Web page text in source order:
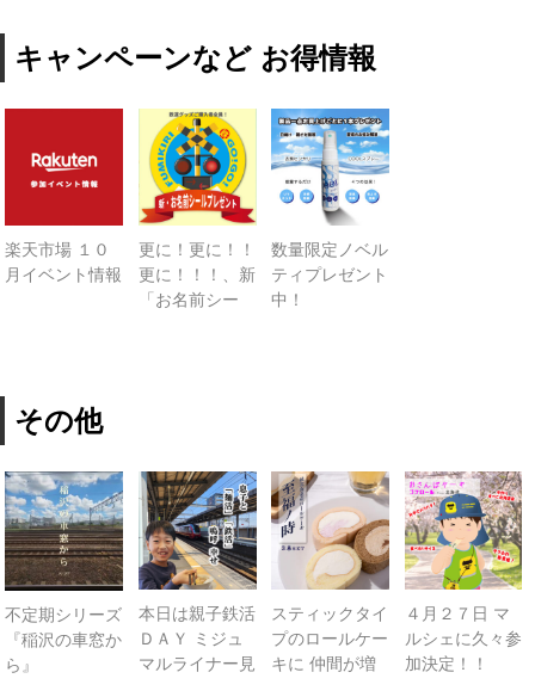
個人情報保護方針
ト！
キャンペーンなど お得情報
楽天市場 １０
月イベント情報
更に！更に！！
更に！！！、新
「お名前シー
数量限定ノベル
ティプレゼント
中！
その他
不定期シリーズ
『稲沢の車窓か
ら』
本日は親子鉄活
ＤＡＹ ミジュ
マルライナー見
スティックタイ
プのロールケー
キに 仲間が増
４月２７日 マ
ルシェに久々参
加決定！！